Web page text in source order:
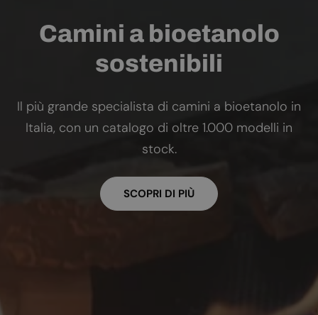
Camini a bioetanolo
sostenibili
Il più grande specialista di camini a bioetanolo in
Italia, con un catalogo di oltre 1.000 modelli in
stock.
SCOPRI DI PIÙ